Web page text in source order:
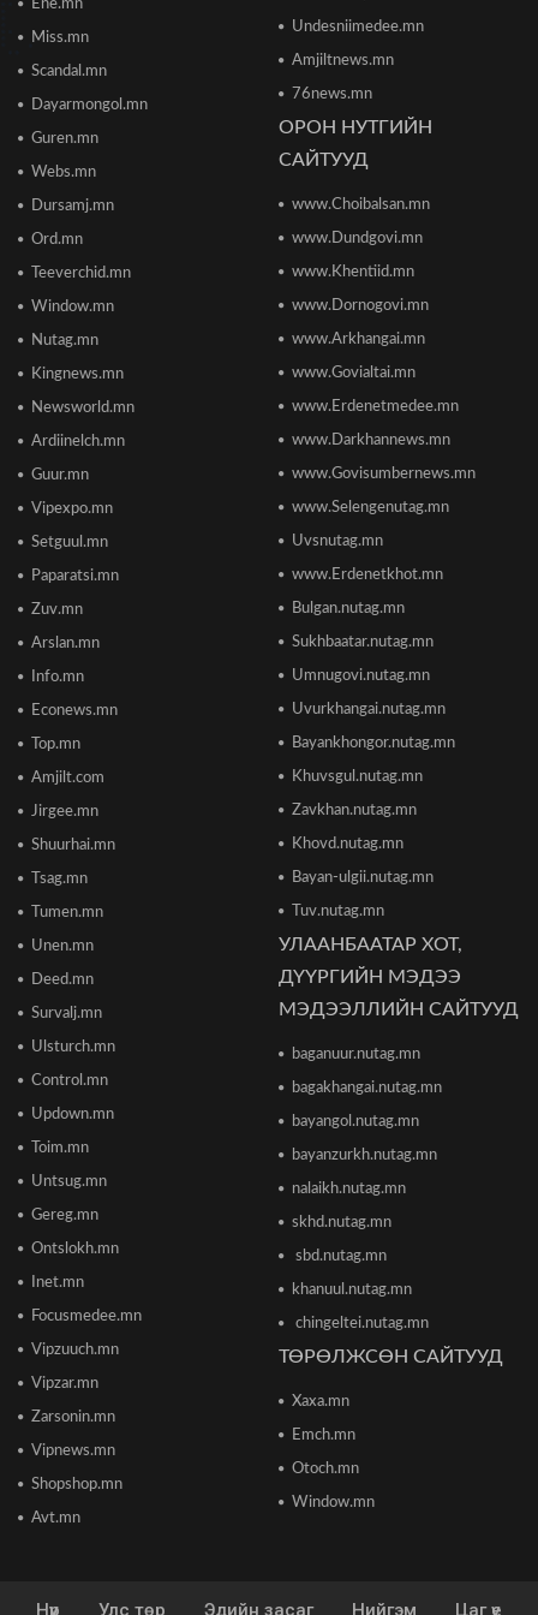
Сонсголгүй төрийн СОНСГОЛ-2
2026/06/19 10:17
Сонсголгүй төрийн СОНСГОЛ-2
Монгол Улсын дэлхийд өрсөлдөх чадвар 75
улсаас 67-рт бичигджээ
ТӨВҮҮДИЙН БАЙРШИЛ
2026/06/17 12:20
Отгонтэнгэр хайрханы тахилгад оролцохоор
ирж буй иргэдийн анхааралд
2026/06/16 15:28
Парламент хар тамхины хэргийн ялын
2026/06/16 15:49
Ши Жиньпин Монголд айлчилна
"The MongolZ" баг IEM Cologne Major-2026
тэмцээнийг гуравдугаар шатнаас өндөрлүүллээ
ТЦА: Согтуугаар автомашин жолоодож долоон
тээврийн хэрэгсэл мөргөсөн этгээдийг
2026/06/16 12:47
өсөлтийн төсөөллөө бууруулжээ
Европын Төв банк 2023 оноос хойш анх удаа
бодлогын хүүгээ өсгөжээ
2026/06/12 15:05
цацаж байгаа тул 10-14 хоног ойд чөлөөт цагаа
Улаанбаатар хотын инженер хангамжийн
Ene.mn
Miss.mn
Scandal.mn
Dayarmongol.mn
Guren.mn
Webs.mn
Dursamj.mn
Ord.mn
Teeverchid.mn
Window.mn
Nutag.mn
Kingnews.mn
Newsworld.mn
Ardiinelch.mn
Guur.mn
Vipexpo.mn
Setguul.mn
Paparatsi.mn
Zuv.mn
Arslan.mn
Info.mn
Econews.mn
Top.mn
Amjilt.com
Jirgee.mn
Shuurhai.mn
Tsag.mn
Tumen.mn
Unen.mn
Deed.mn
Survalj.mn
Ulsturch.mn
Control.mn
Updown.mn
Toim.mn
Untsug.mn
Gereg.mn
Ontslokh.mn
Inet.mn
Focusmedee.mn
Vipzuuch.mn
Vipzar.mn
Zarsonin.mn
Vipnews.mn
Shopshop.mn
Avt.mn
Undesniimedee.mn
Amjiltnews.mn
76news.mn
ОРОН НУТГИЙН
САЙТУУД
www.Choibalsan.mn
www.Dundgovi.mn
www.Khentiid.mn
www.Dornogovi.mn
www.Arkhangai.mn
www.Govialtai.mn
www.Erdenetmedee.mn
www.Darkhannews.mn
www.Govisumbernews.mn
www.Selengenutag.mn
Uvsnutag.mn
www.Erdenetkhot.mn
Bulgan.nutag.mn
Sukhbaatar.nutag.mn
Umnugovi.nutag.mn
Uvurkhangai.nutag.mn
Bayankhongor.nutag.mn
Khuvsgul.nutag.mn
Zavkhan.nutag.mn
Khovd.nutag.mn
Bayan-ulgii.nutag.mn
Tuv.nutag.mn
УЛААНБААТАР ХОТ,
ДҮҮРГИЙН МЭДЭЭ
МЭДЭЭЛЛИЙН САЙТУУД
baganuur.nutag.mn
bagakhangai.nutag.mn
bayangol.nutag.mn
bayanzurkh.nutag.mn
nalaikh.nutag.mn
skhd.nutag.mn
sbd.nutag.mn
khanuul.nutag.mn
chingeltei.nutag.mn
ТӨРӨЛЖСӨН САЙТУУД
Xaxa.mn
Emch.mn
Otoch.mn
Window.mn
Нүүр Улс төр Эдийн засаг Нийгэм Цаг үе